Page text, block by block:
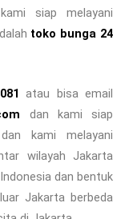
siap melayani
toko bunga 24
atau bisa email
dan kami siap
kami melayani
wilayah Jakarta
dan bentuk
Jakarta berbeda